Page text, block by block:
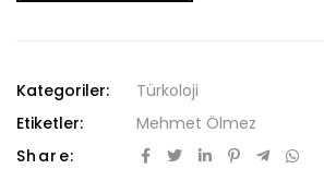
Kategoriler:
Türkoloji
Etiketler:
Mehmet Ölmez
Share: